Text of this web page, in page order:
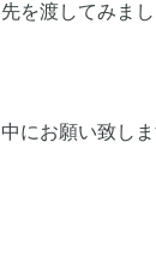
を渡してみまし
にお願い致しま